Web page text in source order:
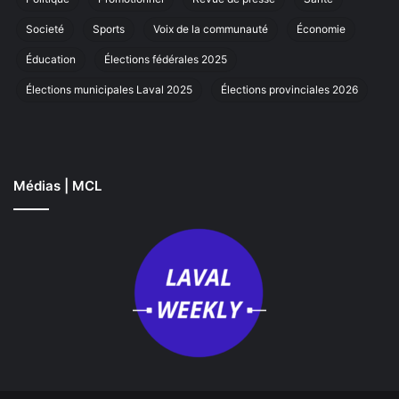
Societé Sports Voix de la communauté Économie
Éducation Élections fédérales 2025
Élections municipales Laval 2025 Élections provinciales 2026
Médias | MCL